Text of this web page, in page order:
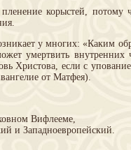
корыстей, потому
у многих: «Каким
умертвить
Христова, если с
от Матфея).
Вифлееме,
и Западноевропейский.